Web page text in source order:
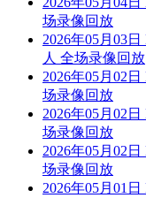
场录像回放
2026年05月03
人 全场录像回放
2026年05月02
场录像回放
2026年05月02
场录像回放
2026年05月02
场录像回放
2026年05月01